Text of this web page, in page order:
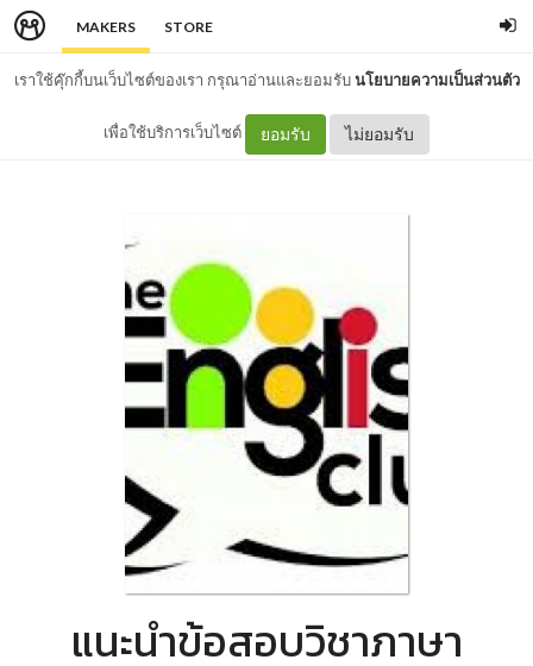
MAKERS STORE
เราใช้คุ๊กกี้บนเว็บไซต์ของเรา กรุณาอ่านและยอมรับนโยบายความเป็นส่วนตัว
เพื่อใช้บริการเว็บไซต์ ยอมรับ ไม่ยอมรับ
แนะนำข้อสอบวิชาภาษา